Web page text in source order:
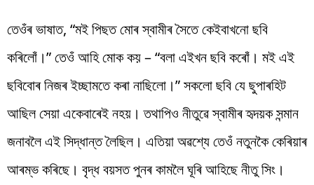
তেওঁৰ ভাষাত, “মই পিছত মোৰ স্বামীৰ সৈতে কেইবাখনো ছবি
কৰিলোঁ।” তেওঁ আহি মোক কয় – “বলা এইখন ছবি কৰোঁ। মই এই
ছবিবোৰ নিজৰ ইচ্ছামতে কৰা নাছিলো।” সকলো ছবি যে ছুপাৰহিট
আছিল সেয়া একেবাৰেই নহয়। তথাপিও নীতুৱে স্বামীৰ হৃদয়ক সন্মান
জনাবলৈ এই সিদ্ধান্ত লৈছিল। এতিয়া অৱশ্যে তেওঁ নতুনকৈ কেৰিয়াৰ
আৰম্ভ কৰিছে। বৃদ্ধ বয়সত পুনৰ কামলৈ ঘূৰি আহিছে নীতু সিং।